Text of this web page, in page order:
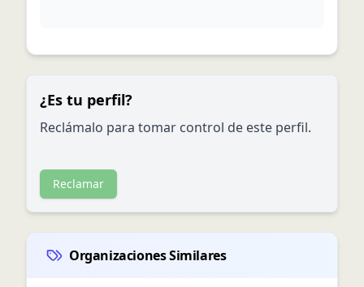
¿Es tu perfil?
Reclámalo para tomar control de este perfil.
Reclamar
Organizaciones Similares